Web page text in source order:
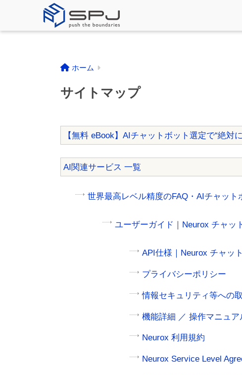
ホーム
サイトマップ
【無料 eBook】AIチャットボット選定で“絶対
AI関連サービス 一覧
世界最高レベル精度のFAQ・AIチャッ
ユーザーガイド｜Neurox チャッ
API仕様｜Neurox チャッ
プライバシーポリシー
情報セキュリティ等への
機能詳細 ／ 操作マニュ
Neurox 利用規約
Neurox Service Level